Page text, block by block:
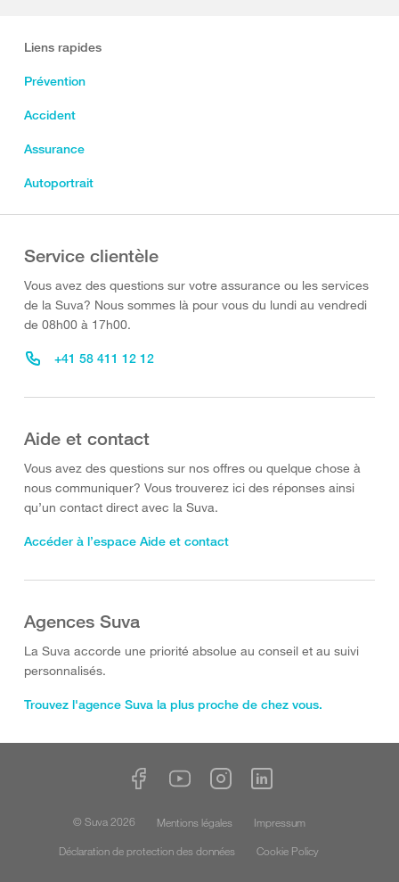
Liens rapides
Prévention
Accident
Assurance
Autoportrait
Service clientèle
Vous avez des questions sur votre assurance ou les services
de la Suva? Nous sommes là pour vous du lundi au vendredi
de 08h00 à 17h00.
+41 58 411 12 12
Aide et contact
Vous avez des questions sur nos offres ou quelque chose à
nous communiquer? Vous trouverez ici des réponses ainsi
qu’un contact direct avec la Suva.
Accéder à l’espace Aide et contact
Agences Suva
La Suva accorde une priorité absolue au conseil et au suivi
personnalisés.
Trouvez l'agence Suva la plus proche de chez vous.
© Suva 2026 Mentions légales
Impressum
Déclaration de protection des données
Cookie Policy